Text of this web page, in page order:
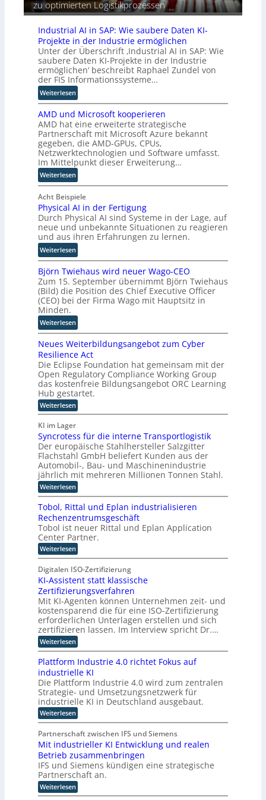
n
e
B
r
e
m
s
e
i
s
c
h
e
n
R
o
u
t
e
r
-
H
e
r
s
t
e
l
l
e
r
n
z
u
r
e
b
t
u
n
d
w
e
c
h
e
R
o
l
l
e
e
i
n
M
E
S
d
a
b
e
i
s
p
i
e
l
t
zu optimierten Logistikprozessen
Industrial AI in SAP: Wie saubere Daten KI-
Projekte in der Industrie ermöglichen
Unter der Überschrift ‚Industrial AI in SAP: Wie
saubere Daten KI-Projekte in der Industrie
ermöglichen‘ beschreibt Raphael Zundel von
der FIS Informationssysteme…
Weiterlesen:
I
n
d
u
s
t
r
i
a
l
A
I
i
n
S
A
P
:
W
e
s
u
b
e
r
e
D
a
t
e
n
I
-
P
r
o
j
e
k
t
i
n
d
e
r
I
n
d
u
s
t
r
i
e
e
r
m
ö
g
l
i
AMD und Microsoft kooperieren
AMD hat eine erweiterte strategische
Partnerschaft mit Microsoft Azure bekannt
gegeben, die AMD-GPUs, CPUs,
Netzwerktechnologien und Software umfasst.
Im Mittelpunkt dieser Erweiterung…
Weiterlesen:
A
M
D
u
d
M
i
c
r
o
s
o
f
t
k
o
o
p
e
r
i
e
n
Acht Beispiele
Physical AI in der Fertigung
Durch Physical AI sind Systeme in der Lage, auf
neue und unbekannte Situationen zu reagieren
und aus ihren Erfahrungen zu lernen.
Weiterlesen:
P
h
y
s
i
a
l
A
I
i
n
d
e
r
r
t
i
g
u
n
g
Björn Twiehaus wird neuer Wago-CEO
Zum 15. September übernimmt Björn Twiehaus
(Bild) die Position des Chief Executive Officer
(CEO) bei der Firma Wago mit Hauptsitz in
Minden.
Weiterlesen:
B
j
ö
r
n
T
w
i
a
u
s
w
i
r
d
n
e
u
e
r
W
a
g
o
-
C
E
O
Neues Weiterbildungsangebot zum Cyber
Resilience Act
Die Eclipse Foundation hat gemeinsam mit der
Open Regulatory Compliance Working Group
das kostenfreie Bildungsangebot ORC Learning
Hub gestartet.
Weiterlesen:
N
e
s
W
e
i
t
e
r
b
i
l
d
u
n
g
a
n
g
e
b
o
t
z
u
m
C
b
e
r
R
e
s
i
i
e
n
c
e
A
c
t
KI im Lager
Syncrotess für die interne Transportlogistik
Der europäische Stahlhersteller Salzgitter
Flachstahl GmbH beliefert Kunden aus der
Automobil-, Bau- und Maschinenindustrie
jährlich mit mehreren Millionen Tonnen Stahl.
Weiterlesen:
S
y
n
c
r
o
t
e
s
s
f
ü
r
d
i
e
i
n
t
e
r
n
e
T
r
a
n
s
o
r
t
l
o
g
i
s
Tobol, Rittal und Eplan industrialisieren
Rechenzentrumsgeschäft
Tobol ist neuer Rittal und Eplan Application
Center Partner.
Weiterlesen:
T
o
b
o
l
,
R
i
t
t
a
l
n
d
E
l
a
n
i
n
d
u
s
t
r
i
a
l
Digitalen ISO-Zertifizierung
KI-Assistent statt klassische
Zertifizierungsverfahren
Mit KI-Agenten können Unternehmen zeit- und
kostensparend die für eine ISO-Zertifizierung
erforderlichen Unterlagen erstellen und sich
zertifizieren lassen. Im Interview spricht Dr.…
Weiterlesen:
K
A
s
i
s
t
e
n
t
s
t
a
t
t
k
Plattform Industrie 4.0 richtet Fokus auf
industrielle KI
Die Plattform Industrie 4.0 wird zum zentralen
Strategie- und Umsetzungsnetzwerk für
industrielle KI in Deutschland ausgebaut.
Weiterlesen:
P
a
t
t
f
o
r
m
I
Partnerschaft zwischen IFS und Siemens
Mit industrieller KI Entwicklung und realen
Betrieb zusammenbringen
IFS und Siemens kündigen eine strategische
Partnerschaft an.
Weiterlesen:
M